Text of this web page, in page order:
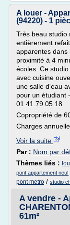
A louer -
(94220) - 1
Très beau studio
entièrement
apparentes dans
proximité à 4
écoles. Ce
avec cuisine
une salle d'eau
pour un étudiant
01.41.79.05.18
Copropriété de
Charges
Voir la suite
Par : Nom par
Thèmes liés :
pont appartement neuf
pont metro / studio
A vendre -
61m²